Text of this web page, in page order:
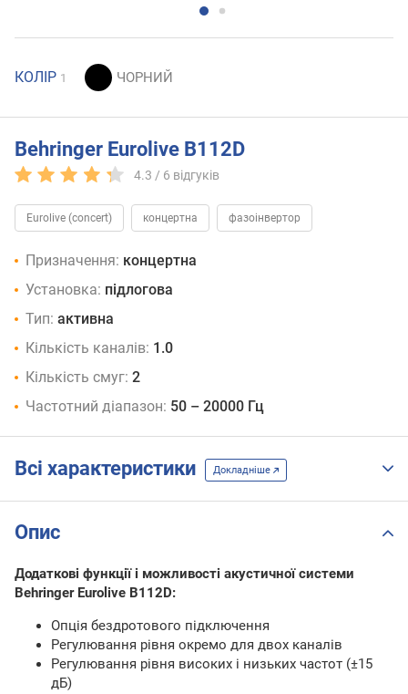
КОЛІР 1
Behringer Eurolive B112D
4.3 / 6 відгуків
Eurolive (concert) концертна фазоінвертор
Призначення: концертна
Установка: підлогова
Тип: активна
Кількість каналів: 1.0
Кількість смуг: 2
Частотний діапазон: 50 – 20000 Гц
Всі характеристики Докладніше
Опис
Додаткові функції і можливості акустичної системи
Behringer Eurolive B112D:
Опція бездротового підключення
Регулювання рівня окремо для двох каналів
Регулювання рівня високих і низьких частот (±15
дБ)